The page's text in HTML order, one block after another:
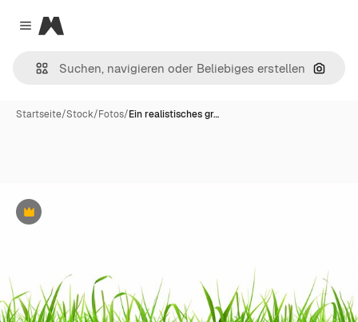
Close menu
Magnific
Nach
Startseite/Stock/Fotos/Ein realistisches gr…
Premium